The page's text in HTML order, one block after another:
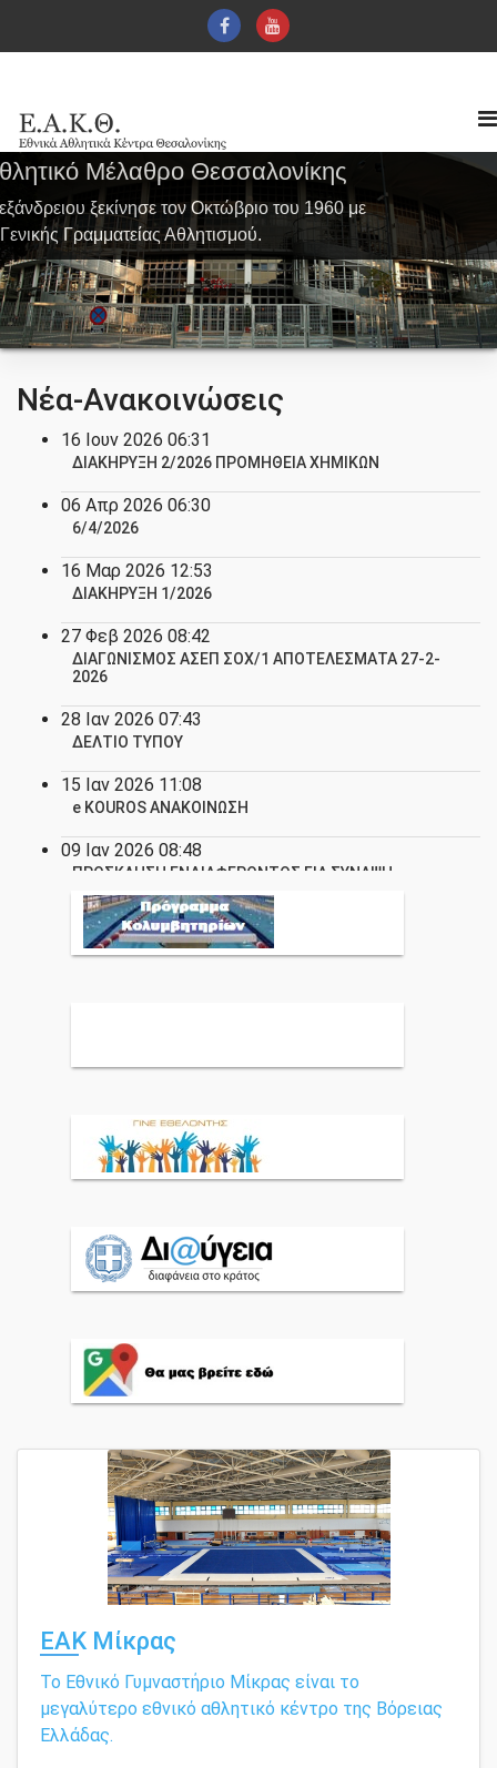
Μέλαθρο Θεσσαλονίκης
ξεκίνησε τον Οκτώβριο του 1960 με
Γραμματείας Αθλητισμού.
Νέα-Ανακοινώσεις
16 Ιουν 2026 06:31
ΔΙΑΚΗΡΥΞΗ 2/2026 ΠΡΟΜΗΘΕΙΑ ΧΗΜΙΚΩΝ
06 Απρ 2026 06:30
6/4/2026
16 Μαρ 2026 12:53
ΔΙΑΚΗΡΥΞΗ 1/2026
27 Φεβ 2026 08:42
ΔΙΑΓΩΝΙΣΜΟΣ ΑΣΕΠ ΣΟΧ/1 ΑΠΟΤΕΛΕΣΜΑΤΑ 27-2-
2026
28 Ιαν 2026 07:43
ΔΕΛΤΙΟ ΤΥΠΟΥ
15 Ιαν 2026 11:08
e KOUROS ΑΝΑΚΟΙΝΩΣΗ
09 Ιαν 2026 08:48
ΠΡΟΣΚΛΗΣΗ ΕΝΔΙΑΦΕΡΟΝΤΟΣ ΓΙΑ ΣΥΝΑΨΗ
Δεκ 2025 10:21
ΕΥΧΕΣ ΑΝΑΠΛΗΡΩΤΗ ΥΠΟΥΡΓΟΥ ΠΑΙΔΕΙΑΣ,
ΕΑΚ Μίκρας
Το Εθνικό Γυμναστήριο Μίκρας είναι το
μεγαλύτερο εθνικό αθλητικό κέντρο της Βόρειας
Ελλάδας.